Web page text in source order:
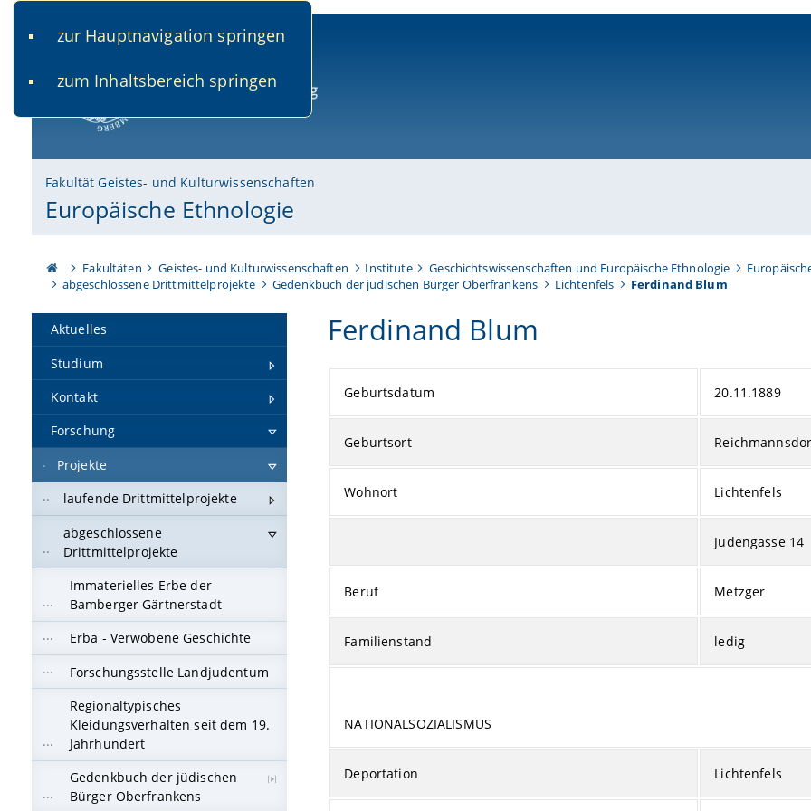
zur Hauptnavigation springen
zum Inhaltsbereich springen
Fakultät Geistes- und Kulturwissenschaften
Europäische Ethnologie
Fakultäten Geistes- und Kulturwissenschaften Institute Geschichtswissenschaften und Europäische Ethnologie
abgeschlossene Drittmittelprojekte
Gedenkbuch der jüdischen Bürger Oberfrankens Lichtenfels Ferdinand Blum
Aktuelles
Studium
Kontakt
Forschung
Projekte
laufende Drittmittelprojekte
abgeschlossene
Drittmittelprojekte
Immaterielles Erbe der
Bamberger Gärtnerstadt
Erba - Verwobene Geschichte
Forschungsstelle Landjudentum
Regionaltypisches
Kleidungsverhalten seit dem 19.
Jahrhundert
Gedenkbuch der jüdischen
Bürger Oberfrankens
Ferdinand Blum
Geburtsdatum 20.11.1889
Geburtsort
Wohnort Lichtenfels
Judengasse 14
Beruf Metzger
Familienstand ledig
NATIONALSOZIALISMUS
Deportation Lichtenfels